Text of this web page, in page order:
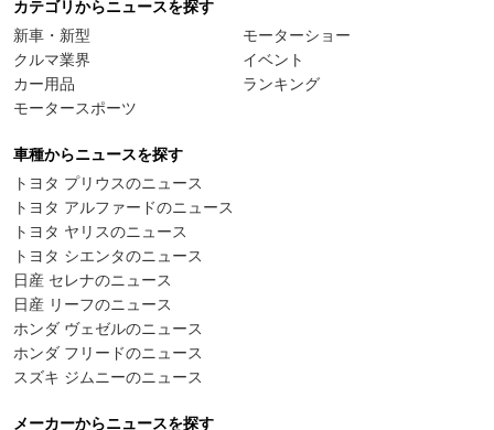
カテゴリからニュースを探す
新車・新型
クルマ業界
カー用品
モータースポーツ
モーターショー
イベント
ランキング
車種からニュースを探す
トヨタ プリウスのニュース
トヨタ アルファードのニュース
トヨタ ヤリスのニュース
トヨタ シエンタのニュース
日産 セレナのニュース
日産 リーフのニュース
ホンダ ヴェゼルのニュース
ホンダ フリードのニュース
スズキ ジムニーのニュース
メーカーからニュースを探す